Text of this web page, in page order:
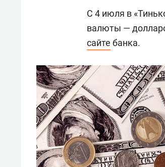
С 4 июля в
валюты —
сайте банка.
Рекомендуем
Как ГК «МИР ГРУПП» и ВТБ
создают оазис жилого
комфорта под Казанью